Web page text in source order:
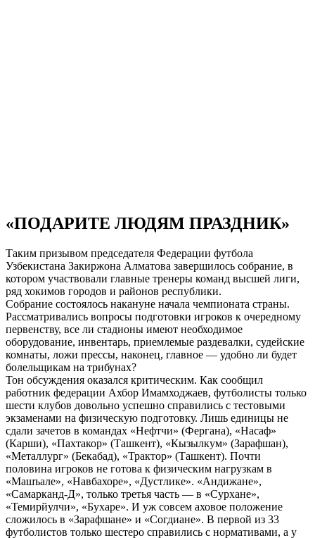
«ПОДАРИТЕ ЛЮДЯМ ПРАЗДНИК»
Таким призывом председателя Федерации футбола
Узбекистана Закиржона Алматова завершилось собрание, в
котором участвовали главные тренеры команд высшей лиги,
ряд хокимов городов и районов республики.
Собрание состоялось накануне начала чемпионата страны.
Рассматривались вопросы подготовки игроков к очередному
первенству, все ли стадионы имеют необходимое
оборудование, инвентарь, приемлемые раздевалки, судейские
комнаты, ложи прессы, наконец, главное — удобно ли будет
болельщикам на трибунах?
Тон обсуждения оказался критическим. Как сообщил
работник федерации Ахбор Имамходжаев, футболисты только
шести клубов довольно успешно справились с тестовыми
экзаменами на физическую подготовку. Лишь единицы не
сдали зачетов в командах «Нефтчи» (Фергана), «Насаф»
(Карши), «Пахтакор» (Ташкент), «Кызылкум» (Зарафшан),
«Металлург» (Бекабад), «Трактор» (Ташкент). Почти
половина игроков не готова к физическим нагрузкам в
«Машъале», «Навбахоре», «Дустлике». «Андижане»,
«Самарканд-Д», только третья часть — в «Сурхане»,
«Темирйулчи», «Бухаре». И уж совсем аховое положение
сложилось в «Зарафшане» и «Согдиане». В первой из 33
футболистов только шестеро справились с нормативами, а у